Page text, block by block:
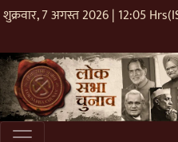
शुक्रवार, 7 अगस्त 2026 | 12:05